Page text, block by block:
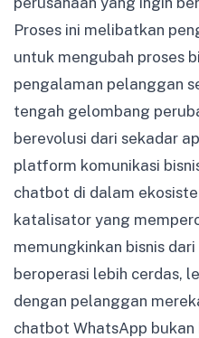
Proses ini melibatkan
untuk mengubah proses
pengalaman pelanggan
tengah gelombang
berevolusi dari sekadar
platform komunikasi
chatbot di dalam
katalisator yang
memungkinkan bisnis
beroperasi lebih cerdas,
dengan pelanggan
chatbot WhatsApp